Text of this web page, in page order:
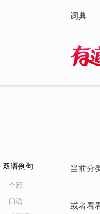
词典
双语例句
全部
口语
当前分
或者看